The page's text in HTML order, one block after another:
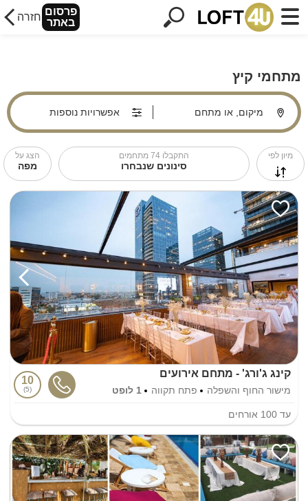
פרסום
באתר חזרה
מתחמי קיץ
מיקום, או מתחם אפשרויות נוספות
מיון לפי התקבלו 74 מתחמים
סינונים שנבחרו
הצג על
מפה
קינג ג'ורג' - מתחם אירועים
מישור החוף והשפלה פתח תקווה 1 לופט
10
5
עד 100 אורחים